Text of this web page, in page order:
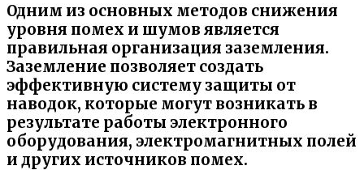
Одним из основных методов снижения
уровня помех и шумов является
правильная организация заземления.
Заземление позволяет создать
эффективную систему защиты от
наводок, которые могут возникать в
результате работы электронного
оборудования, электромагнитных полей
и других источников помех.